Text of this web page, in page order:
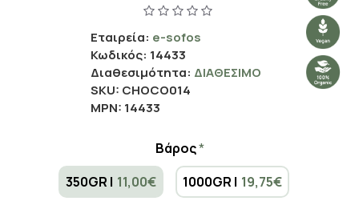
Εταιρεία: e-sofos
Κωδικός: 14433
Διαθεσιμότητα: ΔΙΑΘΈΣΙΜΟ
SKU: CHOCO014
MPN: 14433
Βάρος
350GR | 11,00€ 1000GR | 19,75€